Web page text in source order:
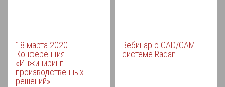
18 марта 2020
Конференция
«Инжиниринг
производственных
решений»
Вебинар о CAD/CAM
системе Radan